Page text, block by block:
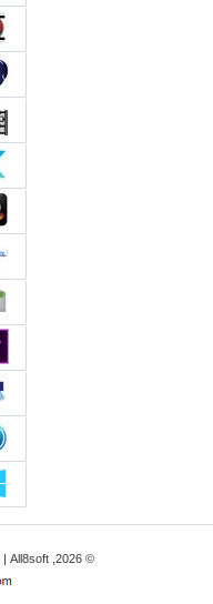
© 2026, All8soft |